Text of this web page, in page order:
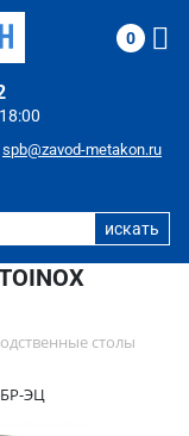
spb@zavod-metakon.ru
0
столы
БР-ЭЦ